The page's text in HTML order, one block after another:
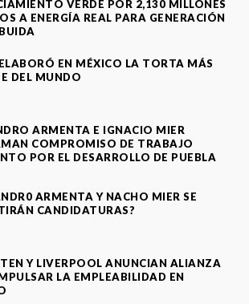
VERDE POR 2,130 MILLONES
A ENERGÍA REAL PARA GENERACIÓN
EN MÉXICO LA TORTA MÁS
DEL MUNDO
ARMENTA E IGNACIO MIER
COMPROMISO DE TRABAJO
POR EL DESARROLLO DE PUEBLA
ARMENTA Y NACHO MIER SE
CANDIDATURAS?
Y LIVERPOOL ANUNCIAN ALIANZA
LA EMPLEABILIDAD EN